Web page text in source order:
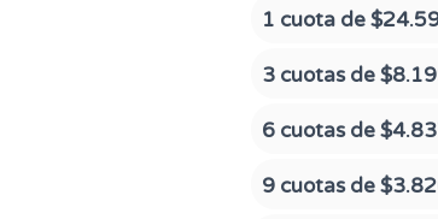
1 cuota de
3 cuotas de
6 cuotas de
9 cuotas de